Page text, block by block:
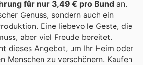
für nur 3,49 € pro Bund an.
Genuss, sondern auch ein
Eine liebevolle Geste, die
aber viel Freude bereitet.
dieses Angebot, um Ihr Heim oder
Menschen zu verschönern. Kaufen